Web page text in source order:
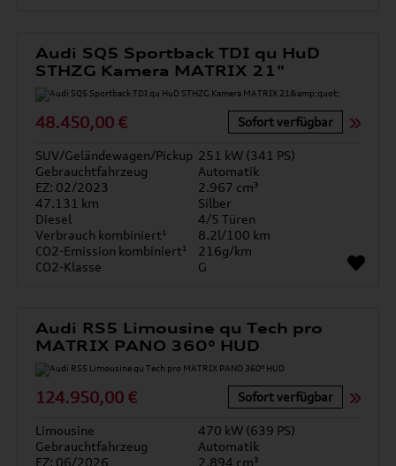
Audi SQ5 Sportback TDI qu HuD
STHZG Kamera MATRIX 21"
48.450,00 € Sofort verfügbar
SUV/Geländewagen/Pickup 251 kW (341 PS)
Gebrauchtfahrzeug
Automatik
EZ: 02/2023
2.967 cm³
47.131 km
Silber
Diesel
4/5 Türen
Verbrauch kombiniert¹
8.2l/100 km
CO2-Emission kombiniert¹
216g/km
CO2-Klasse
G
Audi RS5 Limousine qu Tech pro
MATRIX PANO 360° HUD
124.950,00 € Sofort verfügbar
Limousine
470 kW (639 PS)
Gebrauchtfahrzeug
Automatik
EZ: 06/2026
2.894 cm³